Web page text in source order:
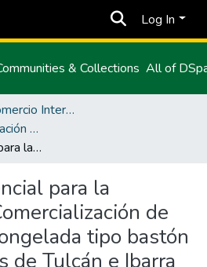
Log In
& Collections All of
Facultad de Comercio Internacional, Integración, Administración y Economía Empresarial
Carrera de Administración de Empresas y Marketing
Demanda Potencial para la Producción y Comercialización de papa prefrita congelada tipo bastón en las ciudades de Tulcán e Ibarra
para la
de
tipo bastón
de Tulcán e Ibarra